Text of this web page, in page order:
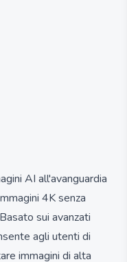
AI all'avanguardia
4K senza
sui avanzati
agli utenti di
immagini di alta